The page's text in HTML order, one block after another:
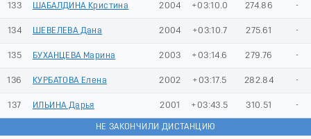
133 ШАБАЛДИНА Кристина 2004 +03:10.0 274.86 -
134 ШЕВЕЛЕВА Дана 2004 +03:10.7 275.61 -
135 БУХАНЦЕВА Марина 2003 +03:14.6 279.76 -
136 КУРБАТОВА Елена 2002 +03:17.5 282.84 -
137 ИЛЬИНА Дарья 2001 +03:43.5 310.51 -
НЕ ЗАКОНЧИЛИ ДИСТАНЦИЮ